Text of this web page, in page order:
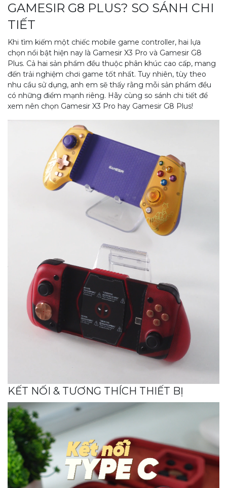
GAMESIR G8 PLUS? SO SÁNH CHI
TIẾT
Khi tìm kiếm một chiếc mobile game controller, hai lựa
chọn nổi bật hiện nay là Gamesir X3 Pro và Gamesir G8
Plus. Cả hai sản phẩm đều thuộc phân khúc cao cấp, mang
đến trải nghiệm chơi game tốt nhất. Tuy nhiên, tùy theo
nhu cầu sử dụng, anh em sẽ thấy rằng mỗi sản phẩm đều
có những điểm mạnh riêng. Hãy cùng so sánh chi tiết để
xem nên chọn Gamesir X3 Pro hay Gamesir G8 Plus!
KẾT NỐI & TƯƠNG THÍCH THIẾT BỊ